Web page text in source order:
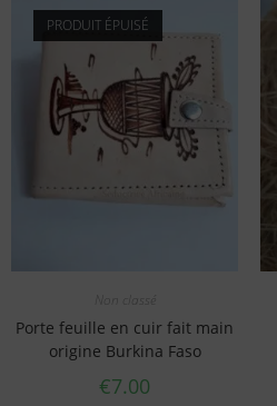
PRODUIT ÉPUISÉ
Non classé
Porte feuille en cuir fait main
origine Burkina Faso
€7.00